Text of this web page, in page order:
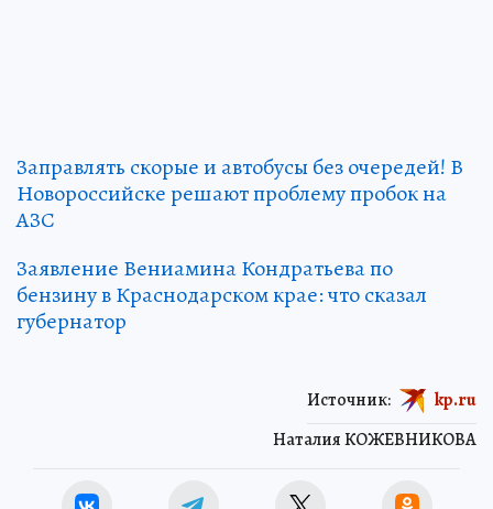
Заправлять скорые и автобусы без очередей! В
Новороссийске решают проблему пробок на
АЗС
Заявление Вениамина Кондратьева по
бензину в Краснодарском крае: что сказал
губернатор
Наталия КОЖЕВНИКОВА
Источник: kp.ru